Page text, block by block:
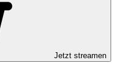
Jetzt streamen